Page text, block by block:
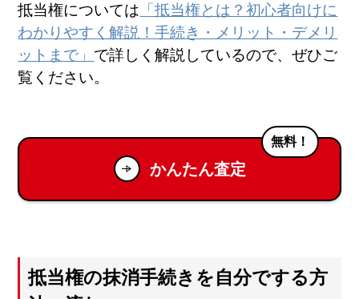
抵当権については 「抵当権とは？初心者向けに
わかりやすく解説！手続き・メリット・デメリ
ットまで」 で詳しく解説しているので、ぜひご
覧ください。
かんたん査定
無料！
抵当権の抹消手続きを自分でする方